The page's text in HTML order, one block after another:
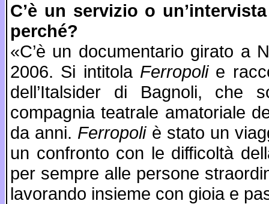
C’è un servizio o
perché?
«C’è un documentario girato a
2006. Si intitola Ferropolie
dell’Italsider di Bagnoli, che
compagnia teatrale amatoriale
da anni. Ferropoliè stato un
un confronto con le difficoltà
per sempre alle persone
lavorando insieme con gioia e